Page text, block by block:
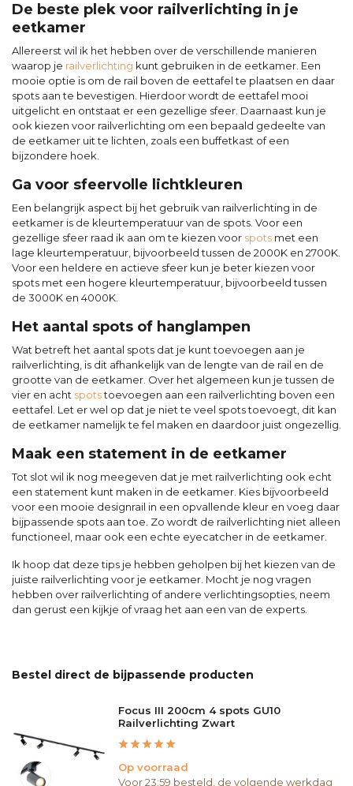
De beste plek voor railverlichting in je
eetkamer
Allereerst wil ik het hebben over de verschillende manieren
waarop je railverlichting kunt gebruiken in de eetkamer. Een
mooie optie is om de rail boven de eettafel te plaatsen en daar
spots aan te bevestigen. Hierdoor wordt de eettafel mooi
uitgelicht en ontstaat er een gezellige sfeer. Daarnaast kun je
ook kiezen voor railverlichting om een bepaald gedeelte van
de eetkamer uit te lichten, zoals een buffetkast of een
bijzondere hoek.
Ga voor sfeervolle lichtkleuren
Een belangrijk aspect bij het gebruik van railverlichting in de
eetkamer is de kleurtemperatuur van de spots. Voor een
gezellige sfeer raad ik aan om te kiezen voor spots met een
lage kleurtemperatuur, bijvoorbeeld tussen de 2000K en 2700K.
Voor een heldere en actieve sfeer kun je beter kiezen voor
spots met een hogere kleurtemperatuur, bijvoorbeeld tussen
de 3000K en 4000K.
Het aantal spots of hanglampen
Wat betreft het aantal spots dat je kunt toevoegen aan je
railverlichting, is dit afhankelijk van de lengte van de rail en de
grootte van de eetkamer. Over het algemeen kun je tussen de
vier en acht spotstoevoegen aan een railverlichting boven een
eettafel. Let er wel op dat je niet te veel spots toevoegt, dit kan
de eetkamer namelijk te fel maken en daardoor juist ongezellig.
Maak een statement in de eetkamer
Tot slot wil ik nog meegeven dat je met railverlichting ook echt
een statement kunt maken in de eetkamer. Kies bijvoorbeeld
voor een mooie designrail in een opvallende kleur en voeg daar
bijpassende spots aan toe. Zo wordt de railverlichting niet alleen
functioneel, maar ook een echte eyecatcher in de eetkamer.
Ik hoop dat deze tips je hebben geholpen bij het kiezen van de
juiste railverlichting voor je eetkamer. Mocht je nog vragen
hebben over railverlichting of andere verlichtingsopties, neem
dan gerust een kijkje of vraag het aan een van de experts.
Bestel direct de bijpassende producten
Focus III 200cm 4 spots GU10
Railverlichting Zwart
Op voorraad
Voor 23:59 besteld, de volgende werkdag